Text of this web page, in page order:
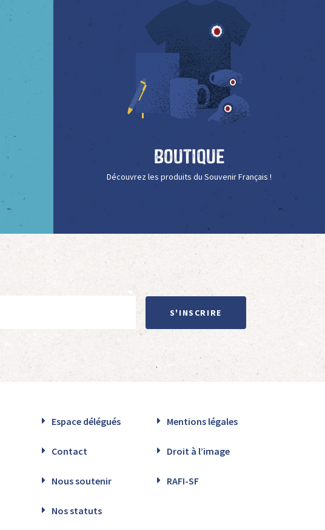
Boutique
Découvrez les produits du Souvenir Français !
S'INSCRIRE
Espace délégués Mentions légales
Contact Droit à l’image
Nous soutenir RAFI-SF
Nos statuts